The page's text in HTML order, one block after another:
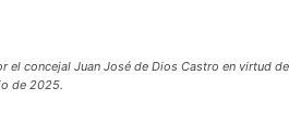
el concejal Juan José de Dios Castro en virtud de
de 2025.